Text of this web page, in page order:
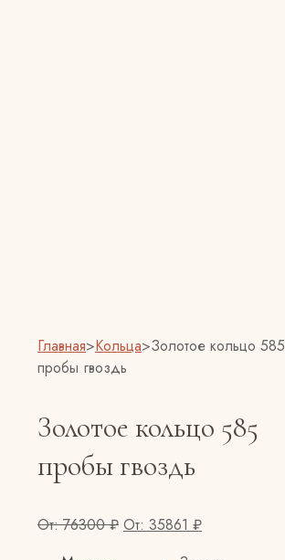
Главная>Кольца>Золотое кольцо 585
пробы гвоздь
Золотое кольцо 585
пробы гвоздь
От:76300₽ От: 35861 ₽